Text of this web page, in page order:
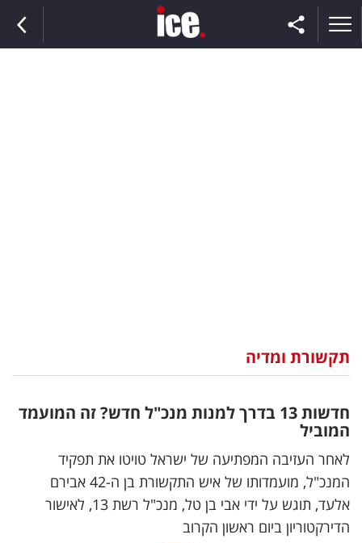
וצרכנות
דיגיטל
וטק
שיווק
ופרסום
תקשורת ומדיה
חדשות 13 בדרך למנות מנכ"ל חדש? זה המועמד
המוביל
לאחר העזיבה המפתיעה של ישראל טויטו את תפקיד
המנכ"ל, מועמדותו של איש התקשורת בן ה-42 אבירם
אלעד, תוגש על ידי אבי בן טל, מנכ"ל רשת 13, לאישור
הדירקטוריון ביום ראשון הקרוב